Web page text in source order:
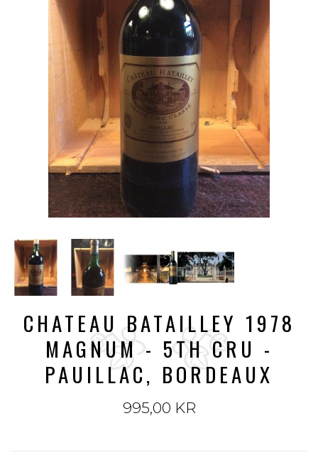
CHATEAU BATAILLEY 1978
MAGNUM - 5TH CRU -
PAUILLAC, BORDEAUX
995,00 KR